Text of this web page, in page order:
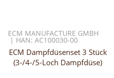
ECM MANUFACTURE GMBH
| HAN: AC100030-00
ECM Dampfdüsenset 3 Stück
(3-/4-/5-Loch Dampfdüse)